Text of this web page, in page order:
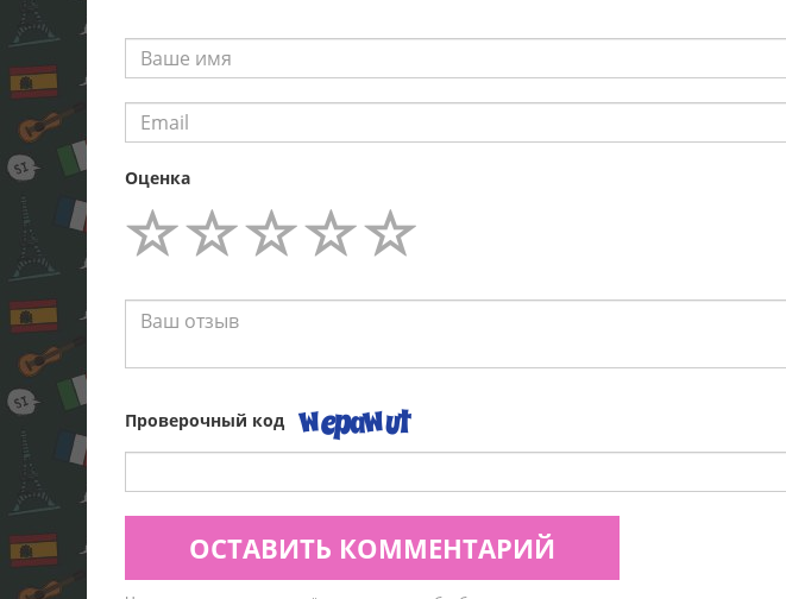
Оценка
Проверочный код
ОСТАВИТЬ КОММЕНТАРИЙ